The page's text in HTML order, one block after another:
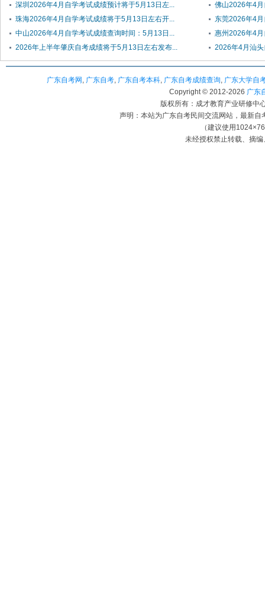
深圳2026年4月自学考试成绩预计将于5月13日左...
佛山2026年4
珠海2026年4月自学考试成绩将于5月13日左右开...
东莞2026年4
中山2026年4月自学考试成绩查询时间：5月13日...
惠州2026年4
2026年上半年肇庆自考成绩将于5月13日左右发布...
2026年4月汕
广东自考网 , 广东自考, 广东自考本科, 广东自考成绩查询, 广东大学自
Copyright © 2012-2026 广东
版权所有：成才教育产业研修中
声明：本站为广东自考民间交流网站，最新
（建议使用
未经授权禁止转载、摘